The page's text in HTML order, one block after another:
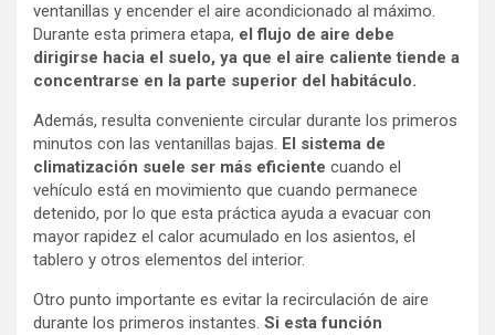
ventanillas y encender el aire acondicionado al máximo.
Durante esta primera etapa, el flujo de aire debe
dirigirse hacia el suelo, ya que el aire caliente tiende a
concentrarse en la parte superior del habitáculo.
Además, resulta conveniente circular durante los primeros
minutos con las ventanillas bajas. El sistema de
climatización suele ser más eficiente cuando el
vehículo está en movimiento que cuando permanece
detenido, por lo que esta práctica ayuda a evacuar con
mayor rapidez el calor acumulado en los asientos, el
tablero y otros elementos del interior.
Otro punto importante es evitar la recirculación de aire
durante los primeros instantes. Si esta función